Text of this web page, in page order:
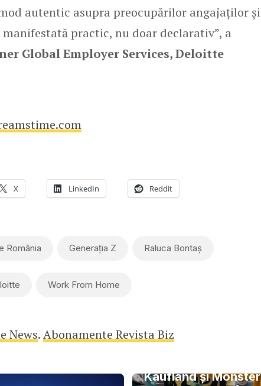
autentic asupra preocupărilor angajaților și
practic, nu doar declarativ”, a
Global Employer Services, Deloitte
X LinkedIn Reddit
România Generația Z Raluca Bontaș
Work From Home
News.Abonamente Revista Biz
Kaufland și Monster